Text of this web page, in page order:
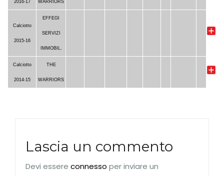
2016-17 WARRIORS
Calciotto
2015-16
EFFEGI
SERVIZI
IMMOBIL.
Calciotto
2014-15
THE
WARRIORS
Lascia un commento
Devi essere connesso per inviare un